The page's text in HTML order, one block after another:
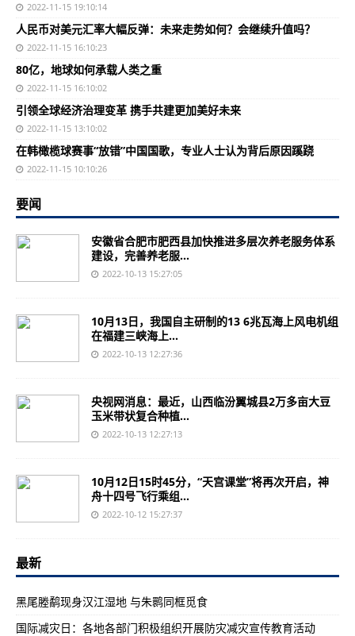
2022-11-15 19:10:14
人民币对美元汇率大幅反弹：未来走势如何？会继续升值吗？
2022-11-15 16:10:23
80亿，地球如何承载人类之重
2022-11-15 16:10:02
引领全球经济治理变革 携手共建更加美好未来
2022-11-15 13:10:02
在韩橄榄球赛事“放错”中国国歌，专业人士认为背后原因蹊跷
2022-11-15 10:10:26
要闻
安徽省合肥市肥西县加快推进多层次养老服务体系
建设，完善养老服...
2022-10-13 15:27:05
10月13日，我国自主研制的13 6兆瓦海上风电机组
在福建三峡海上...
2022-10-13 12:27:36
央视网消息：最近，山西临汾翼城县2万多亩大豆
玉米带状复合种植...
2022-10-13 12:27:13
10月12日15时45分，“天宫课堂”将再次开启，神
舟十四号飞行乘组...
2022-10-12 15:27:37
最新
黑尾塍鹬现身汉江湿地 与朱鹮同框觅食
国际减灾日：各地各部门积极组织开展防灾减灾宣传教育活动